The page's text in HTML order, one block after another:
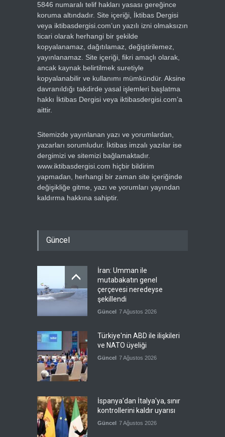
5846 numaralı telif hakları yasası gereğince
koruma altındadır. Site içeriği, İktibas Dergisi
veya iktibasdergisi.com’un yazılı izni olmaksızın
ticari olarak herhangi bir şekilde
kopyalanamaz, dağıtılamaz, değiştirilemez,
yayınlanamaz. Site içeriği, fikri amaçlı olarak,
ancak kaynak belirtilmek suretiyle
kopyalanabilir ve kullanımı mümkündür. Aksine
davranıldığı takdirde yasal işlemleri başlatma
hakkı İktibas Dergisi veya iktibasdergisi.com’a
aittir.
Sitemizde yayınlanan yazı ve yorumlardan,
yazarları sorumludur. İktibas imzalı yazılar ise
dergimizi ve sitemizi bağlamaktadır.
www.iktibasdergisi.com hiçbir bildirim
yapmadan, herhangi bir zaman site içeriğinde
değişikliğe gitme, yazı ve yorumları yayından
kaldırma hakkına sahiptir.
Güncel
İran: Umman ile
mutabakatın genel
çerçevesi neredeyse
şekillendi
Güncel 7 Ağustos 2026
Türkiye'nin ABD ile ilişkileri
ve NATO üyeliği
Güncel 7 Ağustos 2026
İspanya'dan İtalya'ya, sınır
kontrollerini kaldır uyarısı
Güncel 7 Ağustos 2026